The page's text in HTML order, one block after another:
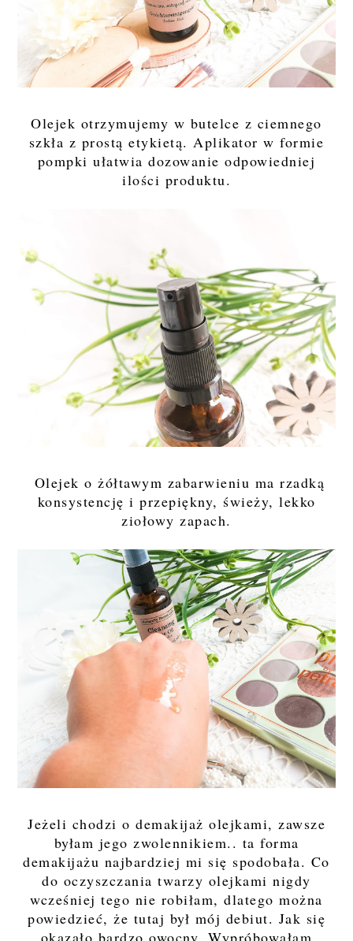
Olejek otrzymujemy w butelce z ciemnego
szkła z prostą etykietą. Aplikator w formie
pompki ułatwia dozowanie odpowiedniej
ilości produktu.
Olejek o żółtawym zabarwieniu ma rzadką
konsystencję i przepiękny, świeży, lekko
ziołowy zapach.
Jeżeli chodzi o demakijaż olejkami, zawsze
byłam jego zwolennikiem.. ta forma
demakijażu najbardziej mi się spodobała. Co
do oczyszczania twarzy olejkami nigdy
wcześniej tego nie robiłam, dlatego można
powiedzieć, że tutaj był mój debiut. Jak się
okazało bardzo owocny. Wypróbowałam